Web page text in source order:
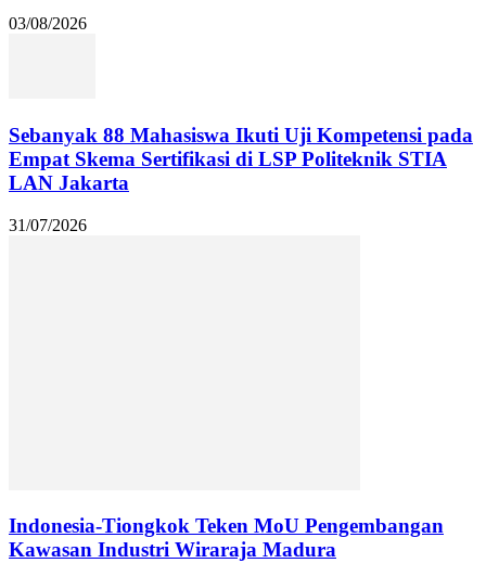
03/08/2026
Sebanyak 88 Mahasiswa Ikuti Uji Kompetensi pada
Empat Skema Sertifikasi di LSP Politeknik STIA
LAN Jakarta
31/07/2026
Indonesia-Tiongkok Teken MoU Pengembangan
Kawasan Industri Wiraraja Madura